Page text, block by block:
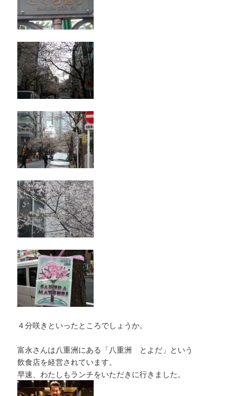
４分咲きといったところでしょうか。
富永さんは八重洲にある「八重洲 とよだ」という
飲食店を経営されています。
早速、わたしもランチをいただきに行きました。